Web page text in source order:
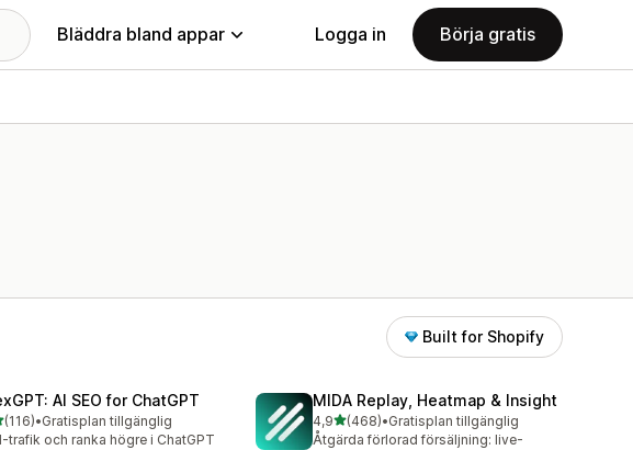
Bläddra bland appar Logga in Börja gratis
Built for Shopify
AI SEO for ChatGPT
5 stjärnor
(116) totalt
•Gratisplan tillgänglig
trafik och ranka högre i ChatGPT
MIDA Replay, Heatmap & Insight
4,9av 5 stjärnor
(468)
468 recensioner totalt
•Gratisplan tillgänglig
Åtgärda förlorad försäljning: live-